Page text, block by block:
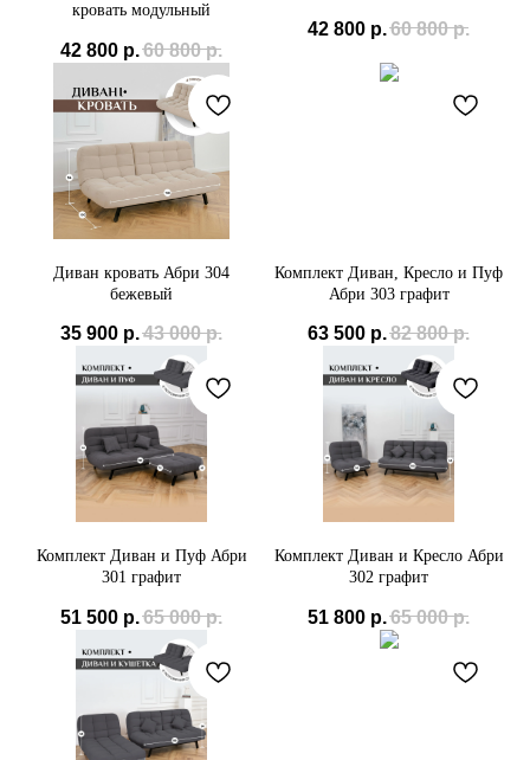
кровать модульный
42 800 р.60 800 р.
42 800 р.60 800 р.
Диван кровать Абри 304
бежевый
35 900 р.43 000 р.
Комплект Диван, Кресло и Пуф
Абри 303 графит
63 500 р.82 800 р.
Комплект Диван и Пуф Абри
301 графит
51 500 р.65 000 р.
Комплект Диван и Кресло Абри
302 графит
51 800 р.65 000 р.